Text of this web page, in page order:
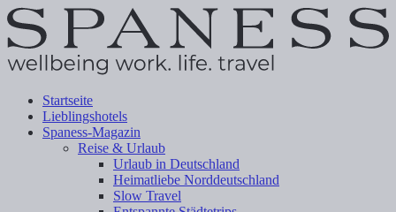
Startseite
Lieblingshotels
Spaness-Magazin
Reise & Urlaub
Urlaub in Deutschland
Heimatliebe Norddeutschland
Slow Travel